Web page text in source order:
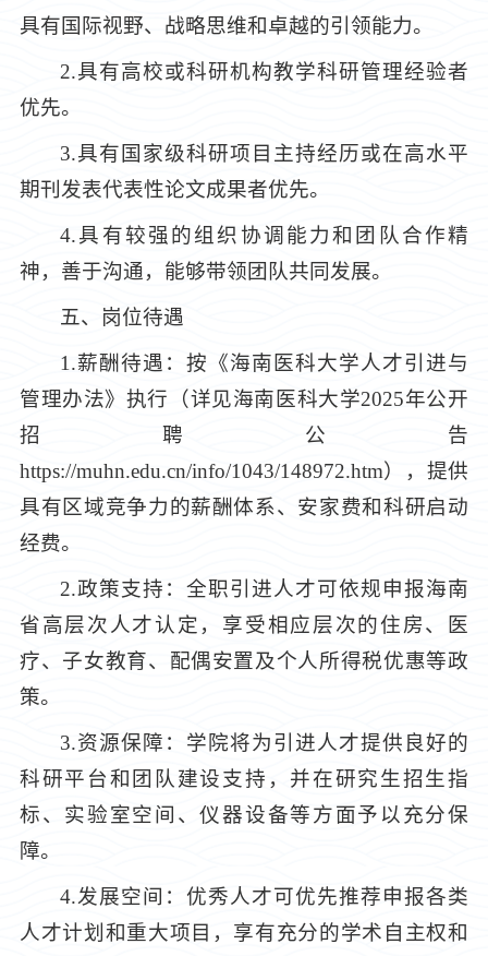
具有国际视野、战略思维和卓越的引领能力。
2.具有高校或科研机构教学科研管理经验者
优先。
3.具有国家级科研项目主持经历或在高水平
期刊发表代表性论文成果者优先。
4.具有较强的组织协调能力和团队合作精
神，善于沟通，能够带领团队共同发展。
五、岗位待遇
1.薪酬待遇：按《海南医科大学人才引进与
管理办法》执行（详见海南医科大学2025年公开
招聘公告
https://muhn.edu.cn/info/1043/148972.htm），提供
具有区域竞争力的薪酬体系、安家费和科研启动
经费。
2.政策支持：全职引进人才可依规申报海南
省高层次人才认定，享受相应层次的住房、医
疗、子女教育、配偶安置及个人所得税优惠等政
策。
3.资源保障：学院将为引进人才提供良好的
科研平台和团队建设支持，并在研究生招生指
标、实验室空间、仪器设备等方面予以充分保
障。
4.发展空间：优秀人才可优先推荐申报各类
人才计划和重大项目，享有充分的学术自主权和